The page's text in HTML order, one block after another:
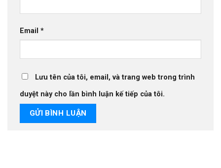
Email *
Lưu tên của tôi, email, và trang web trong trình
duyệt này cho lần bình luận kế tiếp của tôi.